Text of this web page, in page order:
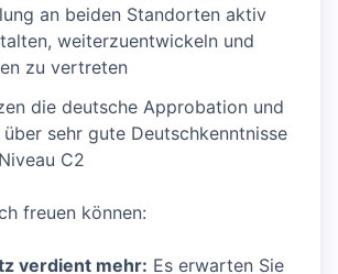
an beiden Standorten aktiv
weiterzuentwickeln und
zu vertreten
die deutsche Approbation und
sehr gute Deutschkenntnisse
C2
freuen können:
verdient mehr: Es erwarten Sie